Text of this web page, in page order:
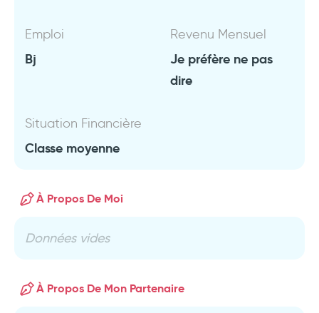
Emploi
Bj
Revenu Mensuel
Je préfère ne pas
dire
Situation Financière
Classe moyenne
À Propos De Moi
Données vides
À Propos De Mon Partenaire